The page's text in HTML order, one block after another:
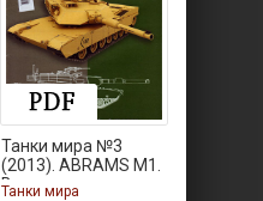
Танки мира №3
(2013). ABRAMS M1.
Враг
Танки мира